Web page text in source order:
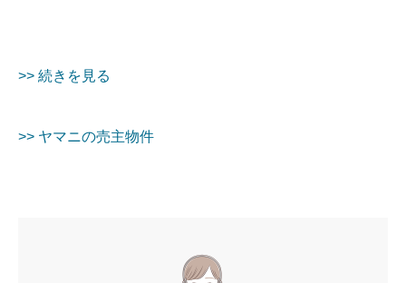
>> 続きを見る
>> ヤマニの売主物件